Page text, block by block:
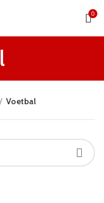
0
Voetbal